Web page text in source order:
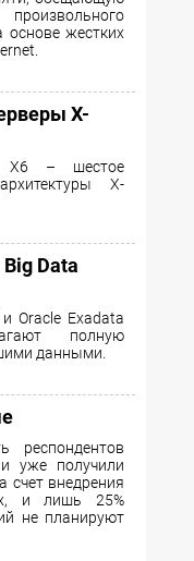
основе жестких
X-
X6 – шестое
X-
Data
Oracle Exadata
полную
данными.
респондентов
уже получили
счет внедрения
и лишь 25%
не планируют